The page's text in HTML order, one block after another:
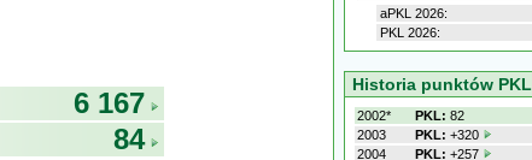
6 167
84
aPKL 2026:
PKL 2026:
Historia punktów PKL
2002* PKL: 82
2003
PKL: +320
2004
PKL: +257